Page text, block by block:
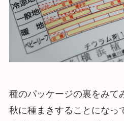
種のパッケージの裏をみて
秋に種まきすることになっ